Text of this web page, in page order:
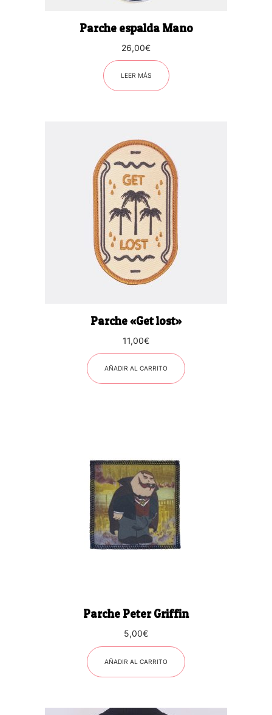
Parche espalda Mano
26,00€
LEER MÁS
Parche «Get lost»
11,00€
AÑADIR AL CARRITO
Parche Peter Griffin
5,00€
AÑADIR AL CARRITO